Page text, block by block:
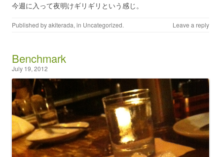
今週に入って夜明けギリギリという感じ。
Published byakiterada, in Uncategorized. Leave a reply
Benchmark
July 19, 2012